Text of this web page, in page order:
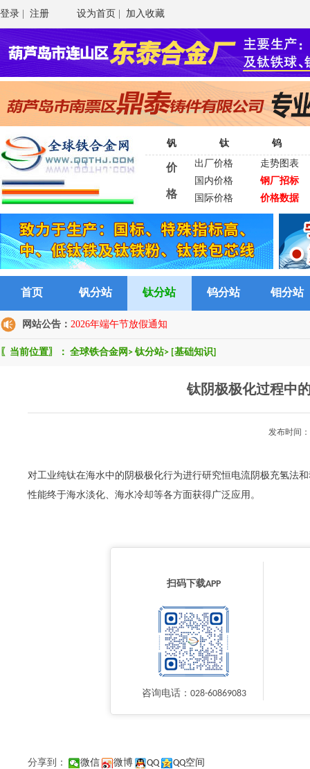
登录 注册 设为首页 加入收藏
钒 钛 钨
价
格
出厂价格
走势图表
国内价格
钢厂招标
国际价格
价格数据
首页 钒分站 钛分站 钨分站 钼分站
网站公告： 2026年端午节放假通知
〖当前位置〗： 全球铁合金网 > 钛分站> [基础知识]
钛阴极极化过程中
发布时间
对工业纯钛在海水中的阴极极化行为进行研究恒电流阴极充氢法
性能终于海水淡化、海水冷却等各方面获得广泛应用。
扫码下载APP
咨询电话：028-60869083
分享到： 微信 微博 QQ QQ空间